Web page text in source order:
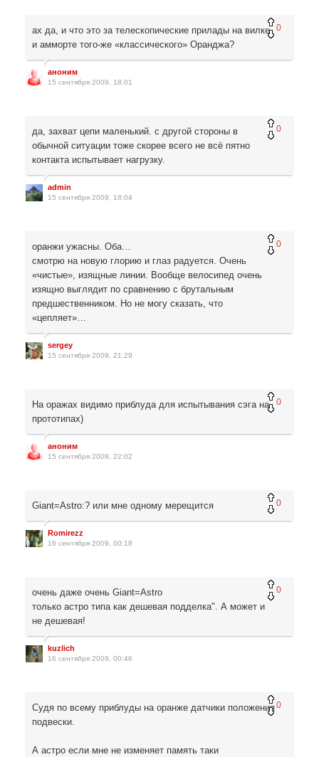
0
ах да, и что это за телескопические прилады на вилке
и амморте того-же «классического» Оранджа?
аноним
15 сентября 2009, 18:01
0
да, захват цепи маленький. с другой стороны в
обычной ситуации тоже скорее всего не всё пятно
контакта испытывает нагрузку.
admin
15 сентября 2009, 18:04
0
оранжи ужасны. Оба…
смотрю на новую глорию и глаз радуется. Очень
«чистые», изящные линии. Вообще велосипед очень
изящно выглядит по сравнению с брутальным
предшественником. Но не могу сказать, что
«цепляет»…
sergey
15 сентября 2009, 21:29
0
На оражах видимо приблуда для испытывания сэга на
прототипах)
аноним
15 сентября 2009, 22:02
0
Giant=Astro:? или мне одному мерещится
Romirezz
16 сентября 2009, 00:18
0
очень даже очень Giant=Astro
только астро типа как дешевая подделка". А может и
не дешевая!
kuzlich
16 сентября 2009, 00:46
0
Судя по всему приблуды на оранже датчики положения
подвески.
А астро если мне не изменяет память таки